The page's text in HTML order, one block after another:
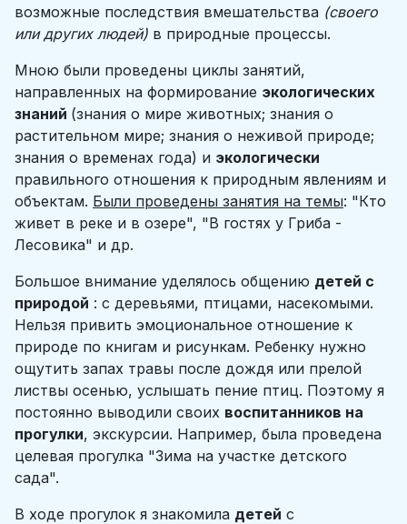
возможные последствия вмешательства (своего
или других людей) в природные процессы.
Мною были проведены циклы занятий,
направленных на формирование экологических
знаний (знания о мире животных; знания о
растительном мире; знания о неживой природе;
знания о временах года) и экологически
правильного отношения к природным явлениям и
объектам. Были проведены занятия на темы: "Кто
живет в реке и в озере", "В гостях у Гриба -
Лесовика" и др.
Большое внимание уделялось общению детей с
природой : с деревьями, птицами, насекомыми.
Нельзя привить эмоциональное отношение к
природе по книгам и рисункам. Ребенку нужно
ощутить запах травы после дождя или прелой
листвы осенью, услышать пение птиц. Поэтому я
постоянно выводили своих воспитанников на
прогулки, экскурсии. Например, была проведена
целевая прогулка "Зима на участке детского
сада".
В ходе прогулок я знакомила детей с